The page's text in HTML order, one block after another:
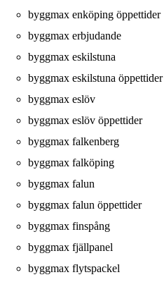
byggmax enköping öppettider
byggmax erbjudande
byggmax eskilstuna
byggmax eskilstuna öppettider
byggmax eslöv
byggmax eslöv öppettider
byggmax falkenberg
byggmax falköping
byggmax falun
byggmax falun öppettider
byggmax finspång
byggmax fjällpanel
byggmax flytspackel